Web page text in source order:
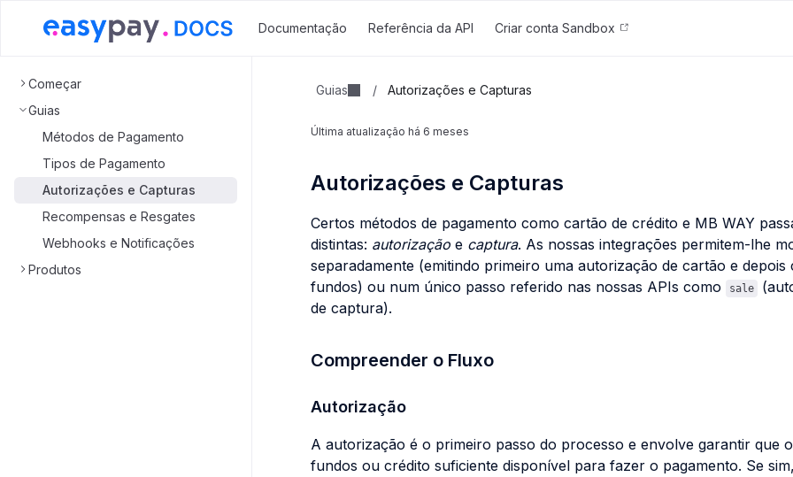
Documentação Referência da API Criar conta Sandbox
Começar
Guias
Métodos de Pagamento
Tipos de Pagamento
Autorizações e Capturas
Recompensas e Resgates
Webhooks e Notificações
Produtos
Guias / Autorizações e Capturas
Última atualização há 6 meses
Autorizações e Capturas
Certos métodos de pagamento como cartão de crédito e MB WAY
distintas: autorizaçãoe captura. As nossas integrações permitem-lhe
separadamente (emitindo primeiro uma autorização de cartão e depois
fundos) ou num único passo referido nas nossas APIs como
sale
de captura).
Compreender o Fluxo
Autorização
A autorização é o primeiro passo do processo e envolve garantir que
fundos ou crédito suficiente disponível para fazer o pagamento. Se